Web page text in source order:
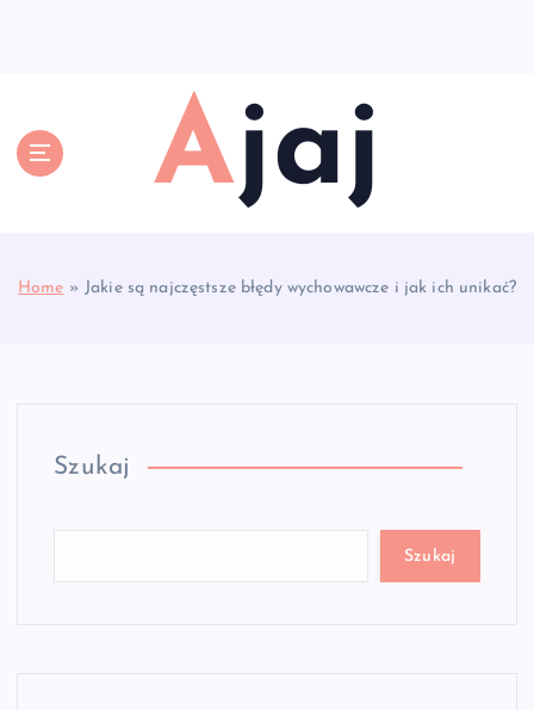
Ajaj
Home » Jakie są najczęstsze błędy wychowawcze i jak ich unikać?
Szukaj
Szukaj